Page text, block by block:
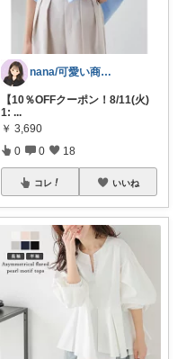
nana/可愛い商品を共有
【10％OFFクーポン！8/11(火)
1: ...
￥ 3,690
0 0 18
コレ いいね